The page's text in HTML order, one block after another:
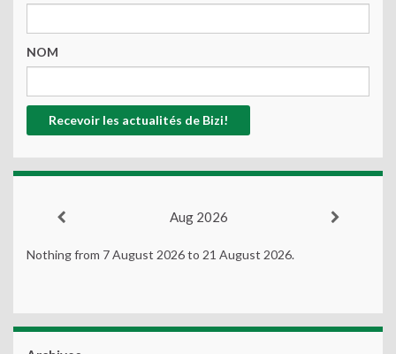
NOM
Aug 2026
Nothing from 7 August 2026 to 21 August 2026.